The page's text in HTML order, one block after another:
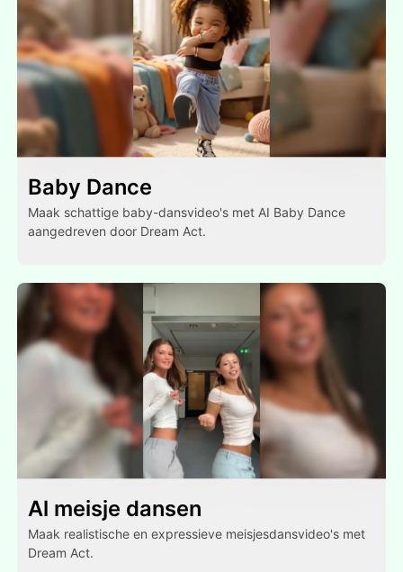
Baby Dance
Maak schattige baby-dansvideo's met AI Baby Dance
aangedreven door Dream Act.
Al meisje dansen
Maak realistische en expressieve meisjesdansvideo's met
Dream Act.